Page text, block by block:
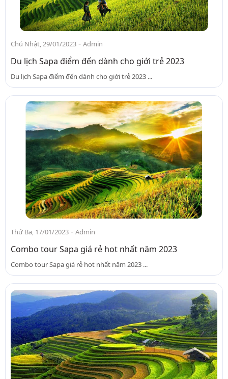
Chủ Nhật, 29/01/2023 - Admin
Du lịch Sapa điểm đến dành cho giới trẻ 2023
Du lịch Sapa điểm đến dành cho giới trẻ 2023 ...
Thứ Ba, 17/01/2023 - Admin
Combo tour Sapa giá rẻ hot nhất năm 2023
Combo tour Sapa giá rẻ hot nhất năm 2023 ...